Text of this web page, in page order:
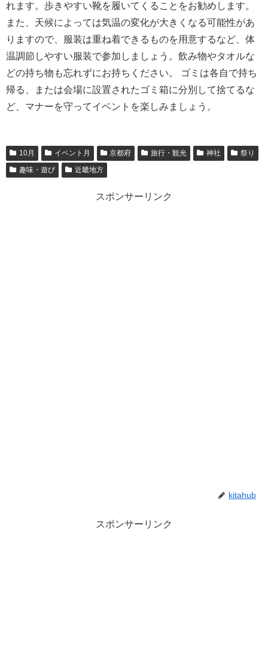
れます。歩きやすい靴を履いてくることをお勧めします。
また、天候によっては気温の変化が大きくなる可能性があ
りますので、服装は重ね着できるものを用意するなど、体
温調節しやすい服装で参加しましょう。飲み物やタオルな
どの持ち物も忘れずにお持ちください。 ゴミは各自で持ち
帰る、または会場に設置されたゴミ箱に分別して捨てるな
ど、マナーを守ってイベントを楽しみましょう。
10月 イベント月 京都府 旅行・観光 神社
祭り
趣味・遊び
近畿地方
スポンサーリンク
kitahub
スポンサーリンク